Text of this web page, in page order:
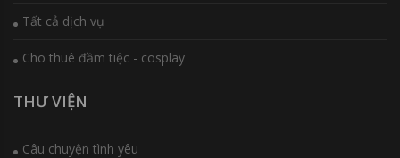
Tất cả dịch vụ
Cho thuê đầm tiệc - cosplay
THƯ VIỆN
Câu chuyện tình yêu